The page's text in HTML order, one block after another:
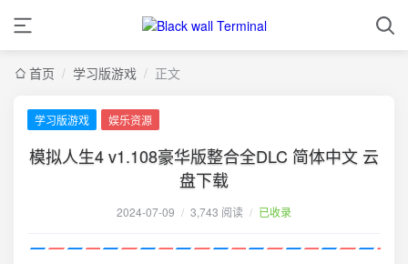
首页 / 学习版游戏 / 正文
学习版游戏 娱乐资源
模拟人生4 v1.108豪华版整合全DLC 简体中文 云
盘下载
2024-07-09 / 3,743 阅读 / 已收录